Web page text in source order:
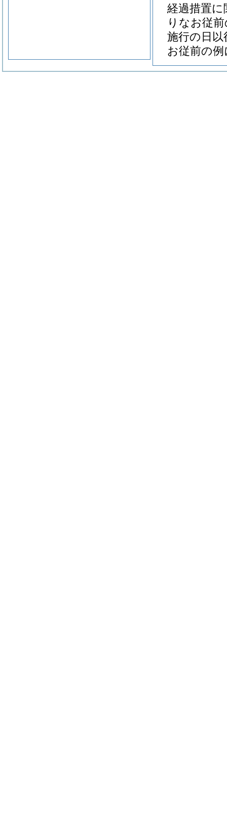
経過措置
りなお従
施行の日
お従前の